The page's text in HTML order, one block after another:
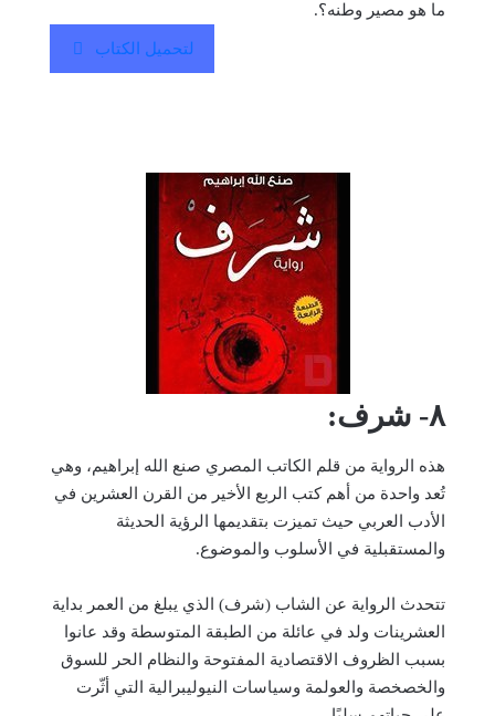
ما هو مصير وطنه؟.
لتحميل الكتاب
٨- شرف:
هذه الرواية من قلم الكاتب المصري صنع الله إبراهيم، وهي
تُعد واحدة من أهم كتب الربع الأخير من القرن العشرين في
الأدب العربي حيث تميزت بتقديمها الرؤية الحديثة
والمستقبلية في الأسلوب والموضوع.
تتحدث الرواية عن الشاب (شرف) الذي يبلغ من العمر بداية
العشرينات ولد في عائلة من الطبقة المتوسطة وقد عانوا
بسبب الظروف الاقتصادية المفتوحة والنظام الحر للسوق
والخصخصة والعولمة وسياسات النيوليبرالية التي أثّرت